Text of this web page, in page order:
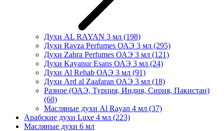
Духи AL RAYAN 3 мл (198)
Духи Ravza Perfumes ОАЭ 3 мл (295)
Духи Zahra Perfumes ОАЭ 3 мл (121)
Духи Kayanur Esans ОАЭ 3 мл (24)
Духи Al Rehab ОАЭ 3 мл (91)
Духи Ard al Zaafaran ОАЭ 3 мл (18)
Разное (ОАЭ, Турция, Индия, Сирия, Пакистан)
(60)
Масляные духи Al Rayan 4 мл (37)
Арабские духи Luxe 4 мл (223)
Масляные духи 6 мл